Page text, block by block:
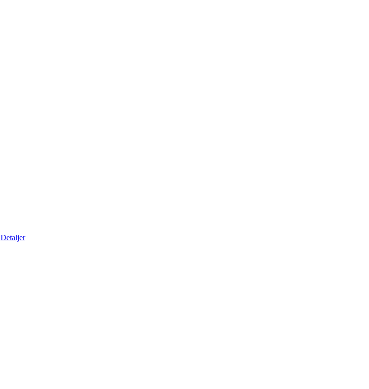
Detaljer